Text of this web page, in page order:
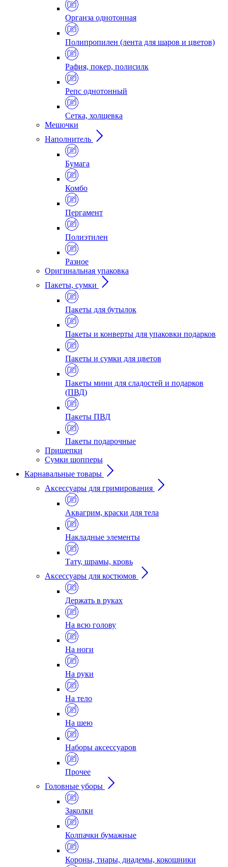
Органза однотонная
Полипропилен (лента для шаров и цветов)
Рафия, покер, полисилк
Репс однотонный
Сетка, холщевка
Мешочки
Наполнитель
Бумага
Комбо
Пергамент
Полиэтилен
Разное
Оригинальная упаковка
Пакеты, сумки
Пакеты для бутылок
Пакеты и конверты для упаковки подарков
Пакеты и сумки для цветов
Пакеты мини для сладостей и подарков
(ПВД)
Пакеты ПВД
Пакеты подарочные
Прищепки
Сумки шопперы
Карнавальные товары
Аксессуары для гримирования
Аквагрим, краски для тела
Накладные элементы
Тату, шрамы, кровь
Аксессуары для костюмов
Держать в руках
На всю голову
На ноги
На руки
На тело
На шею
Наборы аксессуаров
Прочее
Головные уборы
Заколки
Колпачки бумажные
Короны, тиары, диадемы, кокошники